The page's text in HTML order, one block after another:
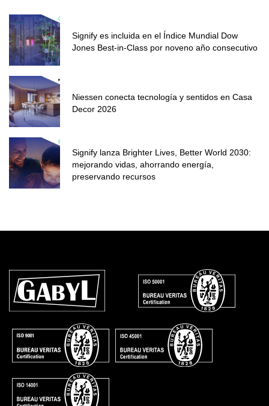
Signify es incluida en el Índice Mundial Dow
Jones Best-in-Class por noveno año consecutivo
Niessen conecta tecnología y sentidos en Casa
Decor 2026
Signify lanza Brighter Lives, Better World 2030:
mejorando vidas, ahorrando energía,
preservando recursos